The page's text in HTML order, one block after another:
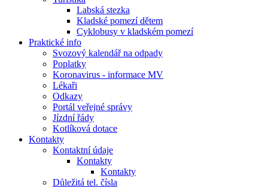
Labská stezka
Kladské pomezí dětem
Cyklobusy v kladském pomezí
Praktické info
Svozový kalendář na odpady
Poplatky
Koronavirus - informace MV
Lékaři
Odkazy
Portál veřejné správy
Jízdní řády
Kotlíková dotace
Kontakty
Kontaktní údaje
Kontakty
Kontakty
Důležitá tel. čísla